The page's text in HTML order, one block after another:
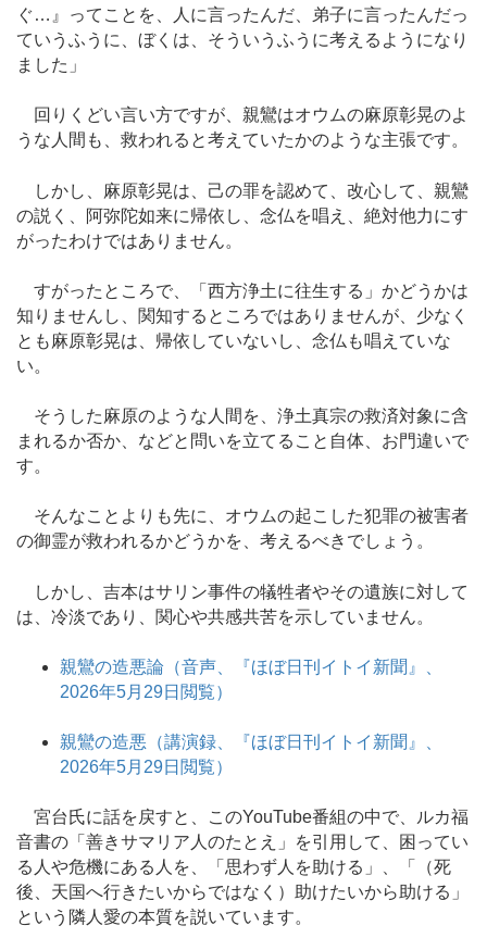
ぐ…』ってことを、人に言ったんだ、弟子に言ったんだっ
ていうふうに、ぼくは、そういうふうに考えるようになり
ました」
回りくどい言い方ですが、親鸞はオウムの麻原彰晃のよ
うな人間も、救われると考えていたかのような主張です。
しかし、麻原彰晃は、己の罪を認めて、改心して、親鸞
の説く、阿弥陀如来に帰依し、念仏を唱え、絶対他力にす
がったわけではありません。
すがったところで、「西方浄土に往生する」かどうかは
知りませんし、関知するところではありませんが、少なく
とも麻原彰晃は、帰依していないし、念仏も唱えていな
い。
そうした麻原のような人間を、浄土真宗の救済対象に含
まれるか否か、などと問いを立てること自体、お門違いで
す。
そんなことよりも先に、オウムの起こした犯罪の被害者
の御霊が救われるかどうかを、考えるべきでしょう。
しかし、吉本はサリン事件の犠牲者やその遺族に対して
は、冷淡であり、関心や共感共苦を示していません。
親鸞の造悪論（音声、『ほぼ日刊イトイ新聞』、
2026年5月29日閲覧）
親鸞の造悪（講演録、『ほぼ日刊イトイ新聞』、
2026年5月29日閲覧）
宮台氏に話を戻すと、このYouTube番組の中で、ルカ福
音書の「善きサマリア人のたとえ」を引用して、困ってい
る人や危機にある人を、「思わず人を助ける」、「（死
後、天国へ行きたいからではなく）助けたいから助ける」
という隣人愛の本質を説いています。